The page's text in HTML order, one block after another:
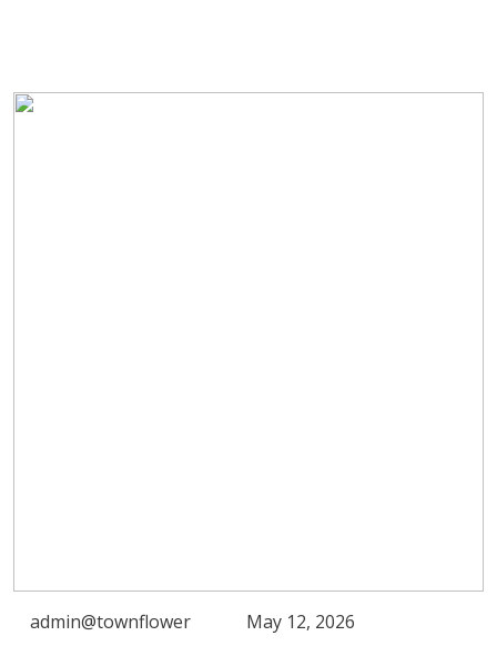
admin@townflower May 12, 2026